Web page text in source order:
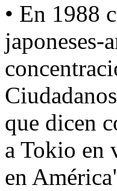
• En 1988
japoneses-
que dicen
a Tokio en
en